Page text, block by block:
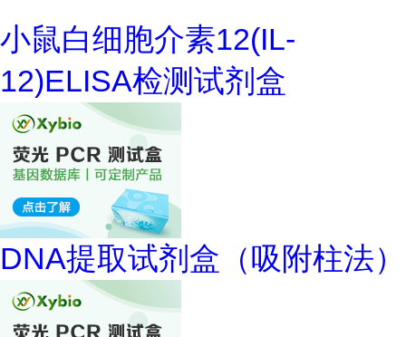
小鼠白细胞介素12(IL-
12)ELISA检测试剂盒
DNA提取试剂盒（吸附柱法）